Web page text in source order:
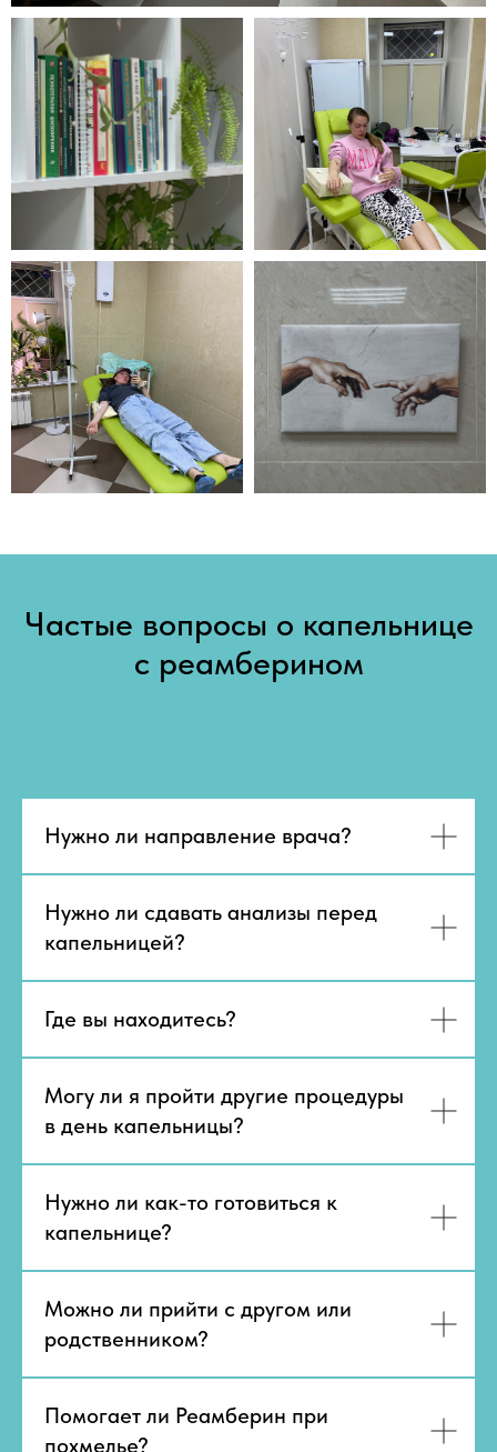
Частые вопросы о капельнице
с реамберином
Нужно ли направление врача?
Нужно ли сдавать анализы перед
капельницей?
Где вы находитесь?
Могу ли я пройти другие процедуры
в день капельницы?
Нужно ли как-то готовиться к
капельнице?
Можно ли прийти с другом или
родственником?
Помогает ли Реамберин при
похмелье?